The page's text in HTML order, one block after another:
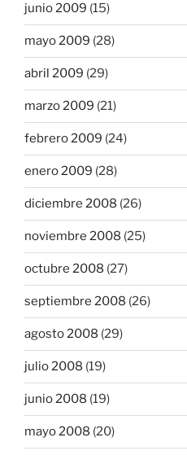
junio 2009 (15)
mayo 2009 (28)
abril 2009 (29)
marzo 2009 (21)
febrero 2009 (24)
enero 2009 (28)
diciembre 2008 (26)
noviembre 2008 (25)
octubre 2008 (27)
septiembre 2008 (26)
agosto 2008 (29)
julio 2008 (19)
junio 2008 (19)
mayo 2008 (20)